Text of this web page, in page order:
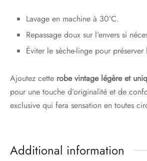
Lavage en machine à 30°C.
Repassage doux sur l’envers si
Éviter le sèche-linge pour
Ajoutez cette robe vintage légère et
pour une touche d’originalité et de
exclusive qui fera sensation en toutes
Additional information